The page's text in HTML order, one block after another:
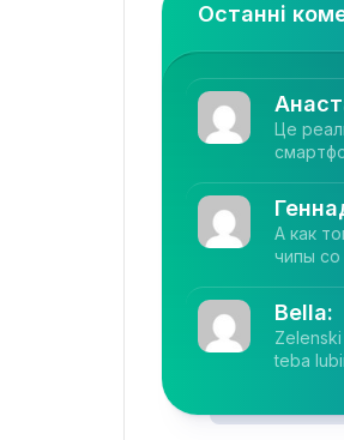
Останні
Це
А как
чипы со
Bella:
teba